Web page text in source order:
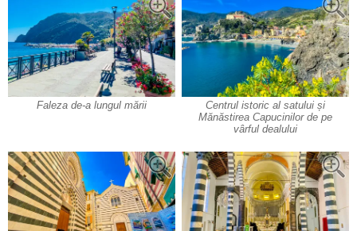
Faleza de-a lungul mării
Centrul istoric al satului și
Mănăstirea Capucinilor de pe
vârful dealului